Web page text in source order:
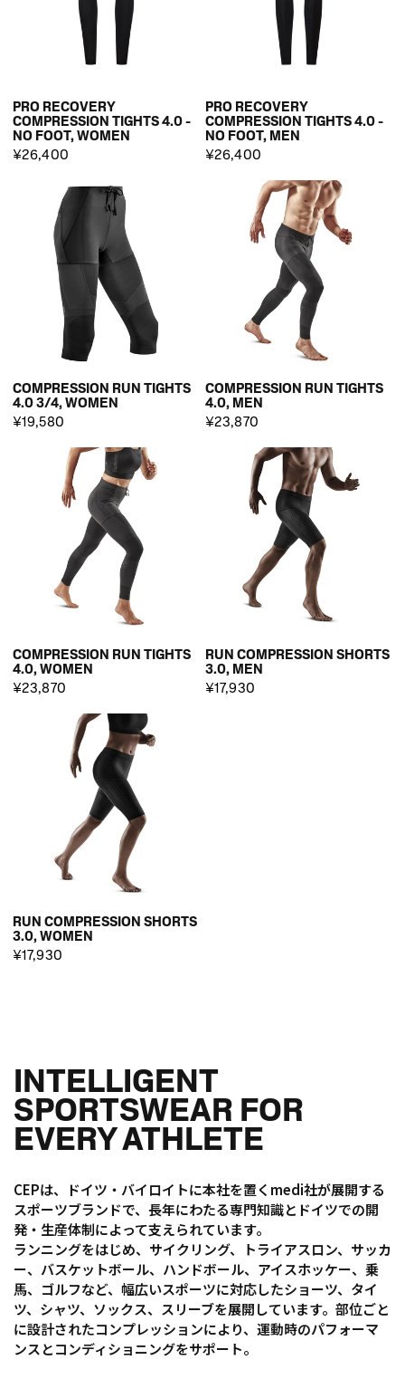
PRO RECOVERY
COMPRESSION TIGHTS 4.0 -
NO FOOT, WOMEN
¥26,400
PRO RECOVERY
COMPRESSION TIGHTS 4.0 -
NO FOOT, MEN
¥26,400
COMPRESSION RUN TIGHTS
4.0 3/4, WOMEN
¥19,580
COMPRESSION RUN TIGHTS
4.0, MEN
¥23,870
COMPRESSION RUN TIGHTS
4.0, WOMEN
¥23,870
RUN COMPRESSION SHORTS
3.0, MEN
¥17,930
RUN COMPRESSION SHORTS
3.0, WOMEN
¥17,930
INTELLIGENT
SPORTSWEAR FOR
EVERY ATHLETE
CEPは、ドイツ・バイロイトに本社を置くmedi社が展開する
スポーツブランドで、長年にわたる専門知識とドイツでの開
発・生産体制によって支えられています。
ランニングをはじめ、サイクリング、トライアスロン、サッカ
ー、バスケットボール、ハンドボール、アイスホッケー、乗
馬、ゴルフなど、幅広いスポーツに対応したショーツ、タイ
ツ、シャツ、ソックス、スリーブを展開しています。部位ごと
に設計されたコンプレッションにより、運動時のパフォーマ
ンスとコンディショニングをサポート。